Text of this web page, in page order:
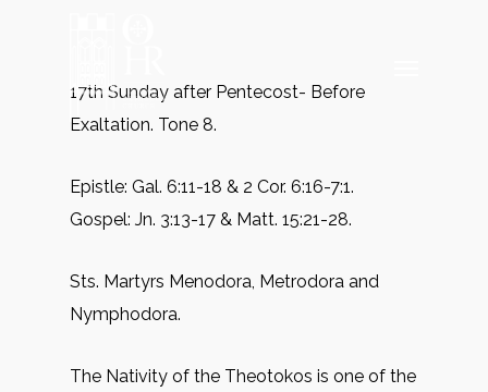
17th Sunday after Pentecost- Before
Exaltation. Tone 8.
Epistle: Gal. 6:11-18 & 2 Cor. 6:16-7:1.
Gospel: Jn. 3:13-17 & Matt. 15:21-28.
Sts. Martyrs Menodora, Metrodora and
Nymphodora.
The Nativity of the Theotokos is one of the